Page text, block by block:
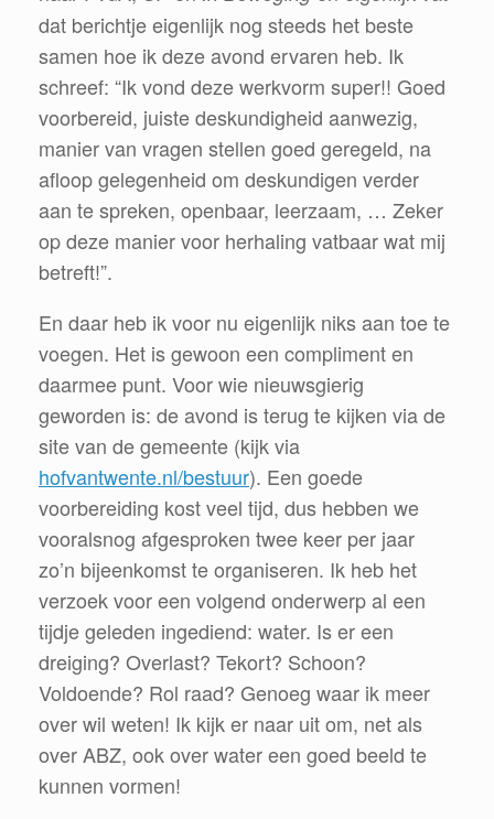
dat berichtje eigenlijk nog steeds het beste
samen hoe ik deze avond ervaren heb. Ik
schreef: “Ik vond deze werkvorm super!! Goed
voorbereid, juiste deskundigheid aanwezig,
manier van vragen stellen goed geregeld, na
afloop gelegenheid om deskundigen verder
aan te spreken, openbaar, leerzaam, … Zeker
op deze manier voor herhaling vatbaar wat mij
betreft!”.
En daar heb ik voor nu eigenlijk niks aan toe te
voegen. Het is gewoon een compliment en
daarmee punt. Voor wie nieuwsgierig
geworden is: de avond is terug te kijken via de
site van de gemeente (kijk via
hofvantwente.nl/bestuur). Een goede
voorbereiding kost veel tijd, dus hebben we
vooralsnog afgesproken twee keer per jaar
zo’n bijeenkomst te organiseren. Ik heb het
verzoek voor een volgend onderwerp al een
tijdje geleden ingediend: water. Is er een
dreiging? Overlast? Tekort? Schoon?
Voldoende? Rol raad? Genoeg waar ik meer
over wil weten! Ik kijk er naar uit om, net als
over ABZ, ook over water een goed beeld te
kunnen vormen!